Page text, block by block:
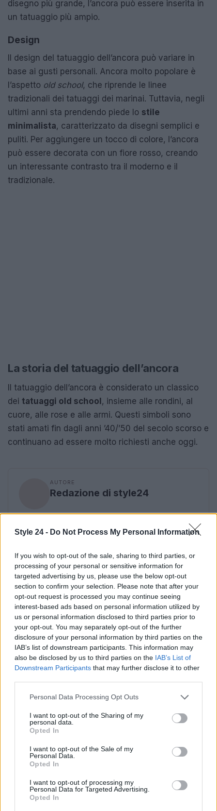
Style 24 - Do Not Process My Personal Information
If you wish to opt-out of the sale, sharing to third parties, or
processing of your personal or sensitive information for
targeted advertising by us, please use the below opt-out
section to confirm your selection. Please note that after your
opt-out request is processed you may continue seeing
interest-based ads based on personal information utilized by
us or personal information disclosed to third parties prior to
your opt-out. You may separately opt-out of the further
disclosure of your personal information by third parties on the
IAB’s list of downstream participants. This information may
also be disclosed by us to third parties on the IAB’s List of
Downstream Participants that may further disclose it to other
Please note that this website/app uses one or more Google
not limited to your visit or usage behaviour. You may click to
grant or deny consent to Google and its third-party tags to
use your data for below specified purposes in below Google
consent section.
Personal Data Processing Opt Outs
I want to opt-out of the Sharing of my
personal data.
Opted In
I want to opt-out of the Sale of my
Personal Data.
Opted In
I want to opt-out of processing my
Personal Data for Targeted Advertising.
Opted In
disegno più grande, l’ancora può essere inserita in
un tatuaggio più ampio.
Design
Il design del tatuaggio dell’ancora può variare in
base ai gusti personali. Ancora molto popolare è
l’aspetto old school, che riprende le linee
tradizionali dei tatuaggi dei marinai. Tuttavia, negli
ultimi anni sta prendendo piede lo stile
minimalista, caratterizzato da disegni semplici e
puliti. Per aggiungere un tocco di colore, l’ancora
può essere decorata con un fiore rosso, creando
un interessante contrasto tra il moderno e il
tradizionale.
La storia del tatuaggio dell’ancora
Il tatuaggio dell’ancora è considerato un classico
dei tatuaggi old school , insieme alle rondini, al
cuore, alle rose e alle armi. Questi simboli sono
stati amati fin dagli anni ’40/’50 del secolo scorso e
continuano ad essere molto richiesti anche oggi.
AUTORE
Redazione di style24
Continua a leggere
BELLEZZA